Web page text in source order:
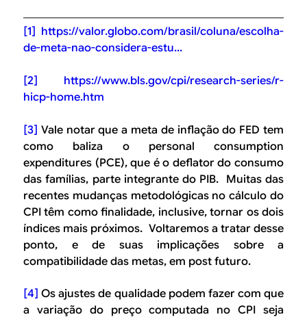
[1] https://valor.globo.com/brasil/coluna/escolha-
de-meta-nao-considera-estu...
[2]
https://www.bls.gov/cpi/research-series/r-
hicp-home.htm
[3] Vale notar que a meta de inflação do FED tem
como baliza o personal consumption
expenditures (PCE), que é o deflator do consumo
das famílias, parte integrante do PIB. Muitas das
recentes mudanças metodológicas no cálculo do
CPI têm como finalidade, inclusive, tornar os dois
índices mais próximos. Voltaremos a tratar desse
ponto, e de suas implicações sobre a
compatibilidade das metas, em post futuro.
[4] Os ajustes de qualidade podem fazer com que
a variação do preço computada no CPI seja